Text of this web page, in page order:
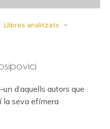
Llibres analitzats -
d’aquells autors que
seva efímera